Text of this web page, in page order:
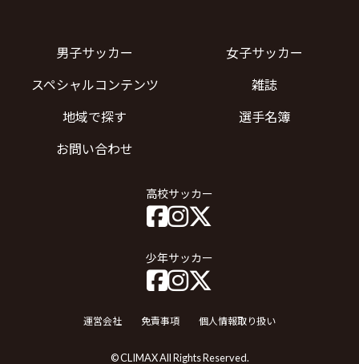
男子サッカー
女子サッカー
スペシャルコンテンツ
雑誌
地域で探す
選手名簿
お問い合わせ
高校サッカー
少年サッカー
運営会社 免責事項 個人情報取り扱い
© CLIMAX All Rights Reserved.